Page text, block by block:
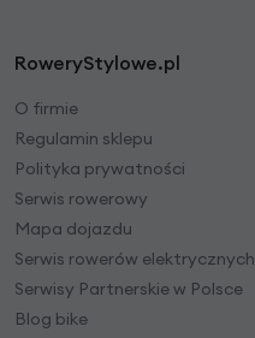
RoweryStylowe.pl
O firmie
Regulamin sklepu
Polityka prywatności
Serwis rowerowy
Mapa dojazdu
Serwis rowerów elektrycznych
Serwisy Partnerskie w Polsce
Blog bike